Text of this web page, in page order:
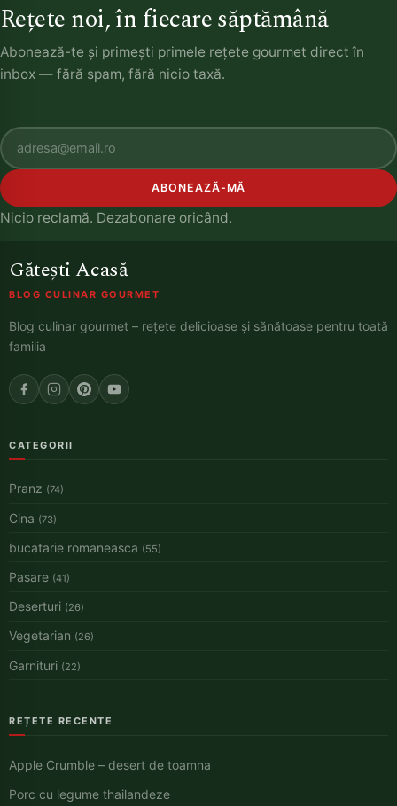
Rețete noi, în fiecare săptămână
Abonează-te și primești primele rețete gourmet direct în
inbox — fără spam, fără nicio taxă.
ABONEAZĂ-MĂ
Nicio reclamă. Dezabonare oricând.
Gătești Acasă
BLOG CULINAR GOURMET
Blog culinar gourmet – rețete delicioase și sănătoase pentru toată
familia
CATEGORII
Pranz (74)
Cina (73)
bucatarie romaneasca (55)
Pasare (41)
Deserturi (26)
Vegetarian (26)
Garnituri (22)
REȚETE RECENTE
Apple Crumble – desert de toamna
Porc cu legume thailandeze